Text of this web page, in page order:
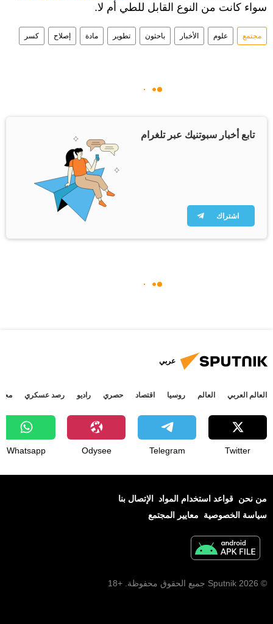
سواء كانت من النوع القابل للطي أم لا.
مجتمع علوم الأخبار باحثون تطوير مادة إصلاح كسر
تابع أخبار سبوتنيك عبر تلغرام
اشتراك
عربي
العالم العربي العالم روسيا اقتصاد حصري راديو رصد عسكري
Twitter
Telegram
Odysee
Whatsapp
من نحن قواعد استخدام المواد
الإتصال بنا
سياسة الخصوصية
معايير المجتمع
© 2026 Sputnik جميع الحقوق محفوظة. +18